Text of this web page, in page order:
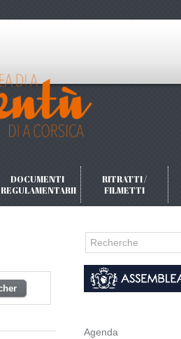
DOCUMENTI
REGULAMENTARII
RITRATTI /
FILMETTI
Agenda